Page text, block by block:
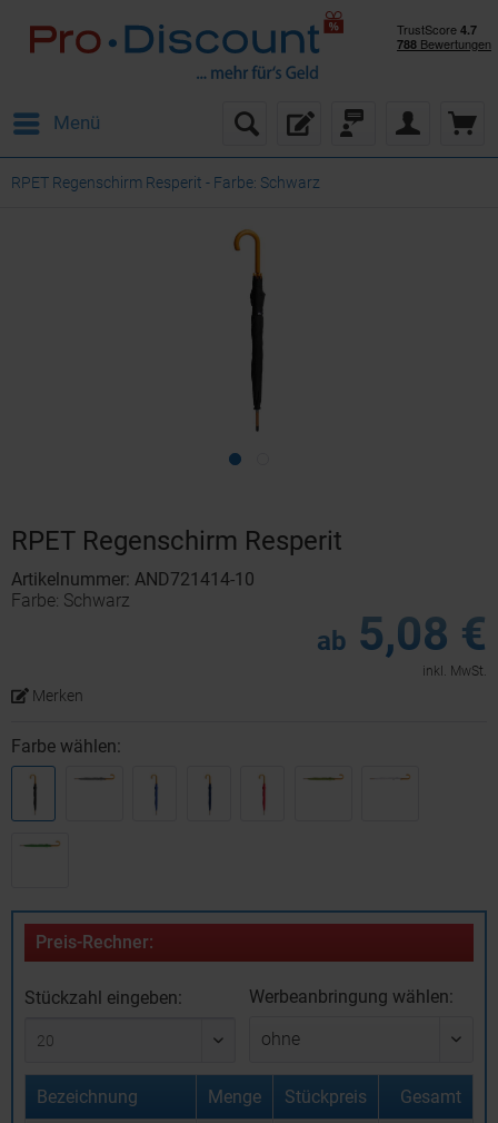
Menü
RPET Regenschirm Resperit - Farbe: Schwarz
RPET Regenschirm Resperit
Artikelnummer: AND721414-10
Farbe: Schwarz
ab 5,08 €
inkl. MwSt.
Merken
Farbe wählen:
Preis-Rechner:
Stückzahl eingeben: Werbeanbringung wählen:
Bezeichnung Menge Stückpreis Gesamt